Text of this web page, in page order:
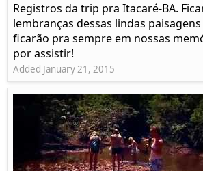
Registros da trip pra Itacaré-BA.
lembranças dessas lindas
ficarão pra sempre em nossas
por assistir!
Added January 21, 2015